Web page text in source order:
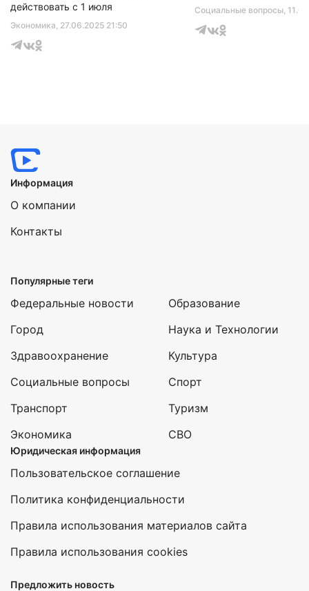
Экономика, 27.06.2025 21:50
действовать с 1 июля
Социальные вопросы,
Информация
О компании
Контакты
Популярные теги
Федеральные новости
Город
Здравоохранение
Социальные вопросы
Транспорт
Экономика
Образование
Наука и Технологии
Культура
Спорт
Туризм
СВО
Юридическая информация
Пользовательское соглашение
Политика конфиденциальности
Правила использования материалов сайта
Правила использования cookies
Предложить новость